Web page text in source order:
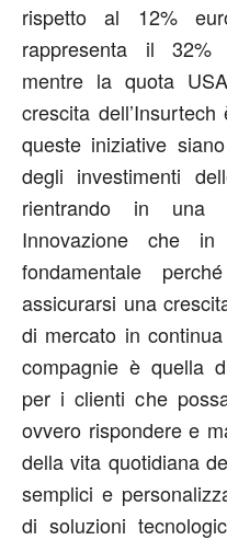
rispetto al 12%
rappresenta il 32%
mentre la quota
crescita
queste iniziative
degli investimenti
rientrando in una
Innovazione che
fondamentale
assicurarsi una
di mercato in
compagnie è quella
per i clienti che
ovvero rispondere e
della vita quotidiana
semplici e
di soluzioni